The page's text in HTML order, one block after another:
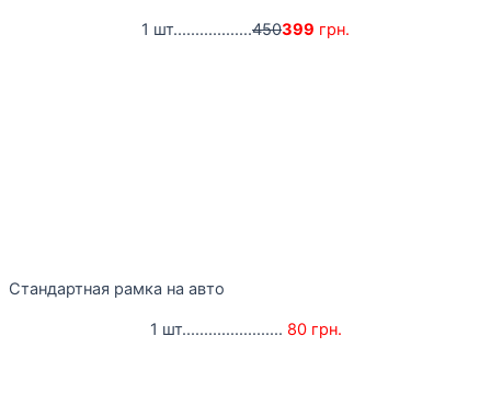
1 шт..................450399 грн.
Стандартная рамка на авто
1 шт....................... 80 грн.